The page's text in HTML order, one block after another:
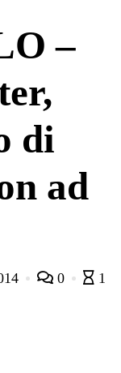
–
di
ad
0
1